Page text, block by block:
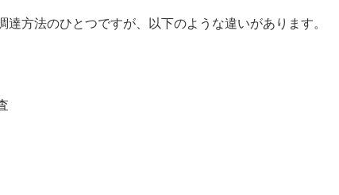
方法のひとつですが、以下のような違いがあります。